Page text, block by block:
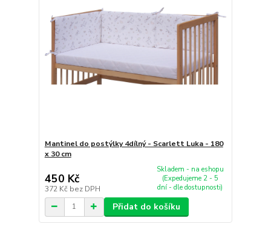
Mantinel do postýlky 4dílný - Scarlett Luka - 180
x 30 cm
450 Kč
372 Kč bez DPH
Skladem - na eshopu
(Expedujeme 2 - 5
dní - dle dostupnosti)
Přidat do košíku